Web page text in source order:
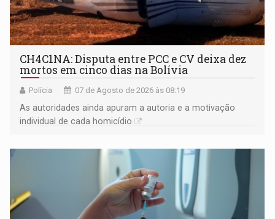
CH4C1NA: Disputa entre PCC e CV deixa dez
mortos em cinco dias na Bolívia
Polícia 07 de Agosto de 2026 às 08:19
As autoridades ainda apuram a autoria e a motivação
individual de cada homicídio